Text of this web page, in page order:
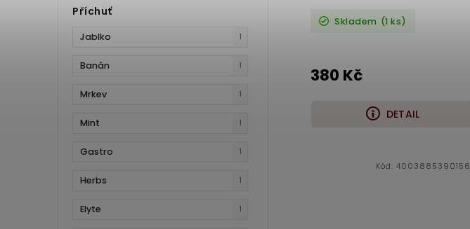
Příchuť
Jablko 1
Banán 1
Mrkev 1
Mint 1
Gastro 1
Herbs 1
Elyte 1
Skladem (1 ks)
380 Kč
DETAIL
Kód:4003885390156